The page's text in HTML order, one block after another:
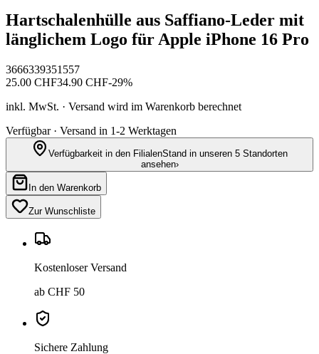
Hartschalenhülle aus Saffiano-Leder mit
länglichem Logo für Apple iPhone 16 Pro
3666339351557
25.00 CHF34.90 CHF-29%
inkl. MwSt. · Versand wird im Warenkorb berechnet
Verfügbar · Versand in 1-2 Werktagen
Verfügbarkeit in den FilialenStand in unseren 5 Standorten
ansehen›
In den Warenkorb
Zur Wunschliste
Kostenloser Versand
ab CHF 50
Sichere Zahlung